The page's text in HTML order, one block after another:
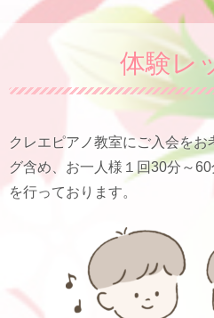
体験レ
クレエピアノ教室にご入会を
グ含め、お一人様１回30分～
を行っております。